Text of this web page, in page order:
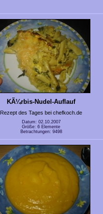
KÃ¼rbis-Nudel-Auflauf
Rezept des Tages bei chefkoch.de
Datum: 02.10.2007
Größe: 6 Elemente
Betrachtungen: 9498